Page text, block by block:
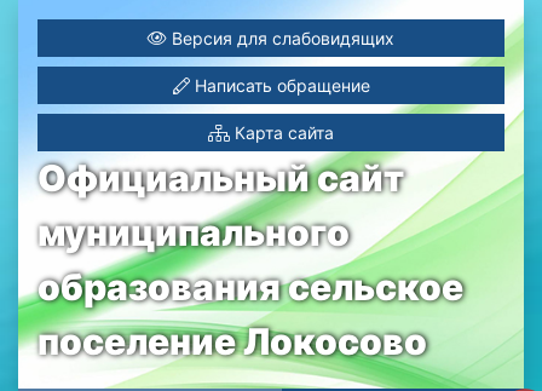
Официальный сайт
муниципального
образования сельское
поселение Локосово
Версия для слабовидящих
Написать обращение
Карта сайта